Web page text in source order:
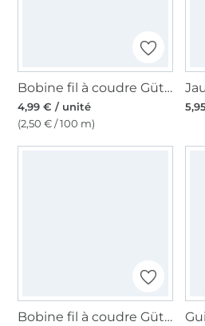
Bobine fil à coudre Gütermann 200m polyester, (075) bleu ciel
4,99 € / unité
(2,50 € / 100 m)
Bobine fil à coudre Gütermann 1000m polyester, (000) noir